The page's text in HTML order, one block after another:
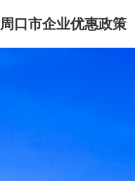
周口市企业优惠政策